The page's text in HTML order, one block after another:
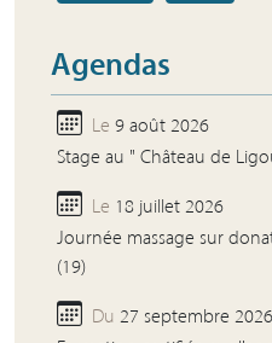
Agendas
Le 9 août 2026
Stage au " Château de
Le 18 juillet 2026
Journée massage sur
(19)
Du 27 septembre 2026